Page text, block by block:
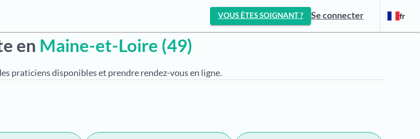
VOUS ÊTES SOIGNANT ? Se connecter fr
en Maine-et-Loire (49)
praticiens disponibles et prendre rendez-vous en ligne.